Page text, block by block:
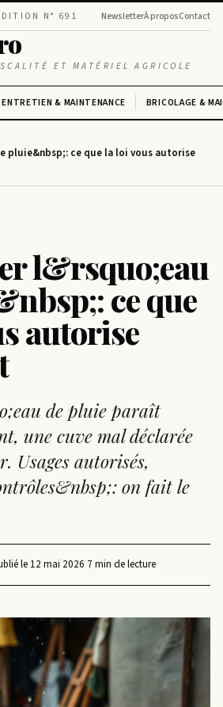
N° 691 NewsletterÀ proposContact
ET MATÉRIEL AGRICOLE
ENTRETIEN & MAINTENANCE BRICOLAGE &
pluie&nbsp;: ce que la loi vous autorise
l&rsquo;eau
ce que
autorise
de pluie paraît
une cuve mal déclarée
Usages autorisés,
on fait le
le 12 mai 2026·7 min de lecture